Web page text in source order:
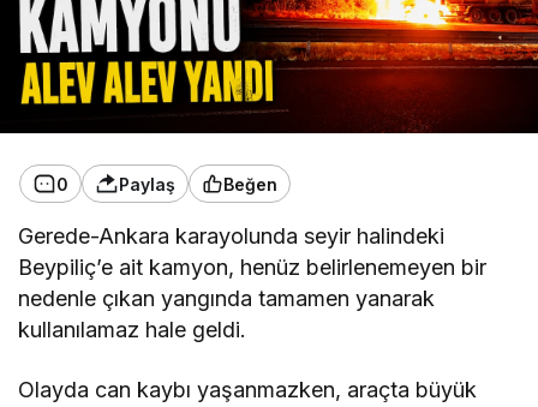
0 Paylaş Beğen
Gerede-Ankara karayolunda seyir halindeki
Beypiliç’e ait kamyon, henüz belirlenemeyen bir
nedenle çıkan yangında tamamen yanarak
kullanılamaz hale geldi.
Olayda can kaybı yaşanmazken, araçta büyük